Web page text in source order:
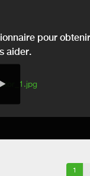
pour
aider.
1